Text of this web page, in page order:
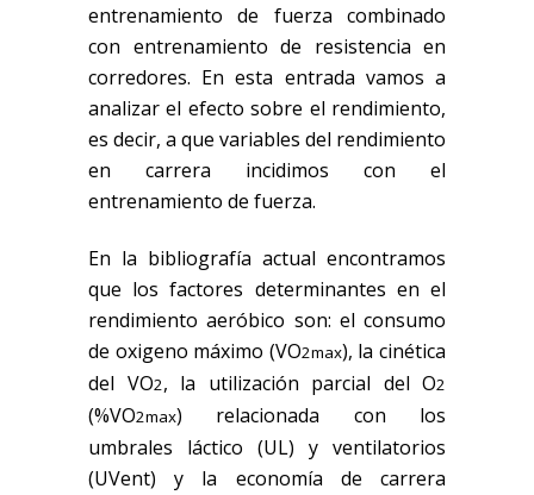
entrenamiento de fuerza combinado
con entrenamiento de resistencia en
corredores. En esta entrada vamos a
analizar el efecto sobre el rendimiento,
es decir, a que variables del rendimiento
en carrera incidimos con el
entrenamiento de fuerza.
En la bibliografía actual encontramos
que los factores determinantes en el
rendimiento aeróbico son: el consumo
de oxigeno máximo (VO2max), la cinética
del VO2, la utilización parcial del O2
(%VO2max) relacionada con los
umbrales láctico (UL) y ventilatorios
(UVent) y la economía de carrera